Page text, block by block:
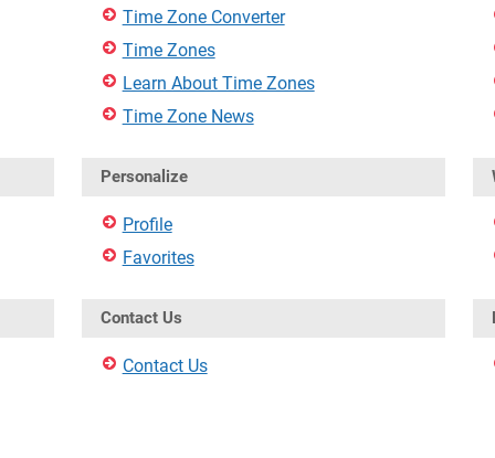
Time Zone Converter
Time Zones
Learn About Time Zones
Time Zone News
Personalize
Profile
Favorites
Contact Us
Contact Us